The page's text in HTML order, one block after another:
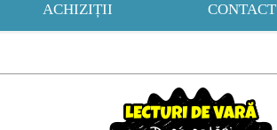
ACHIZIȚII CONTACT